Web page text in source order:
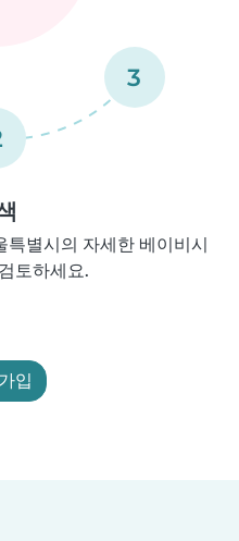
3
특별시의 자세한 베이비시
토하세요.
입